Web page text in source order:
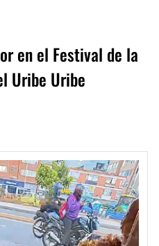
en el Festival de la
Uribe Uribe